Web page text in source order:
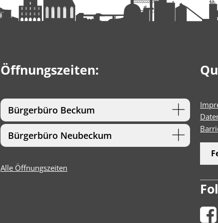
Öffnungszeiten:
Bürgerbüro Beckum
Bürgerbüro Neubeckum
Alle Öffnungszeiten